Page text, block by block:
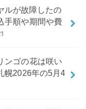
ルが故障したの
手順や期間や費
ンゴの花は咲い
幌2026年の5月4